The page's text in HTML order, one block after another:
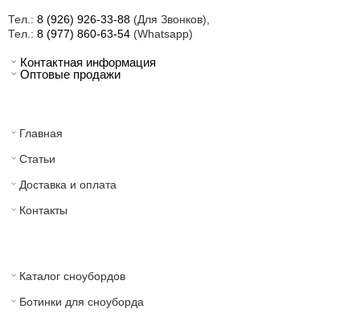
Тел.: 8 (926) 926-33-88 (Для Звонков),
Тел.: 8 (977) 860-63-54 (Whatsapp)
Контактная информация
Оптовые продажи
Главная
Статьи
Доставка и оплата
Контакты
Каталог сноубордов
Ботинки для сноуборда